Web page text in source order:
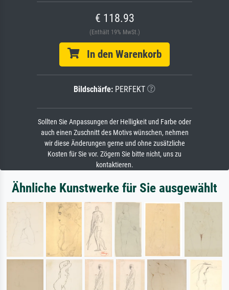
€ 118.93
(Enthält 19% MwSt.)
In den Warenkorb
Bildschärfe: PERFEKT
Sollten Sie Anpassungen der Helligkeit und Farbe oder
auch einen Zuschnitt des Motivs wünschen, nehmen
wir diese Änderungen gerne und ohne zusätzliche
Kosten für Sie vor. Zögern Sie bitte nicht, uns zu
kontaktieren.
Ähnliche Kunstwerke für Sie ausgewählt